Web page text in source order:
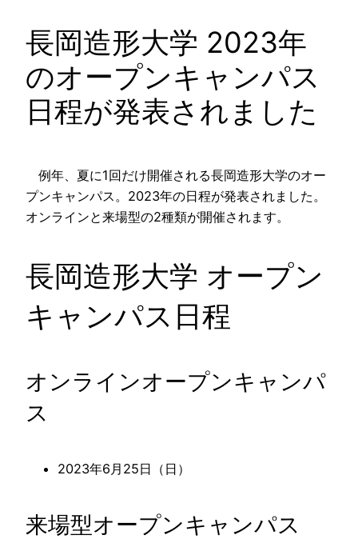
長岡造形大学 2023年
のオープンキャンパス
日程が発表されました
例年、夏に1回だけ開催される長岡造形大学のオー
プンキャンパス。2023年の日程が発表されました。
オンラインと来場型の2種類が開催されます。
長岡造形大学 オープン
キャンパス日程
オンラインオープンキャンパ
ス
2023年6月25日（日）
来場型オープンキャンパス